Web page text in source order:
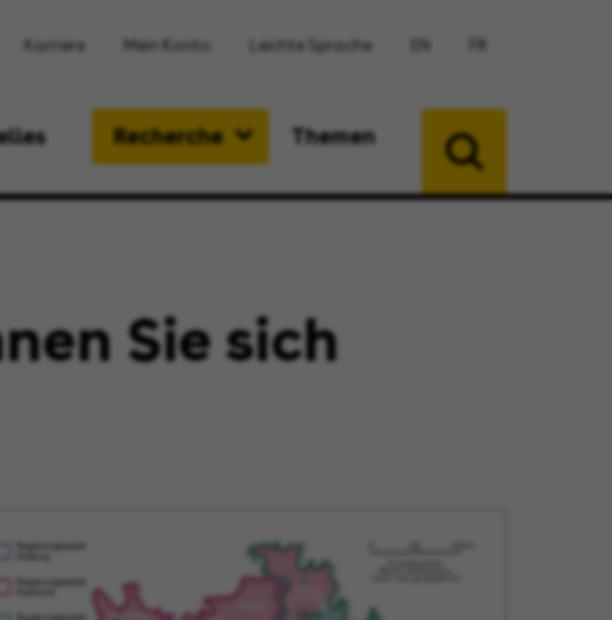
Karriere Mein Konto Leichte Sprache
Recherche Themen
Sie sich